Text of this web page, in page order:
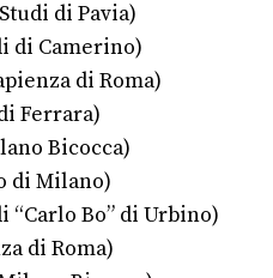
di Pavia)
di Camerino)
di Roma)
Ferrara)
Bicocca)
di Milano)
Bo” di Urbino)
di Roma)